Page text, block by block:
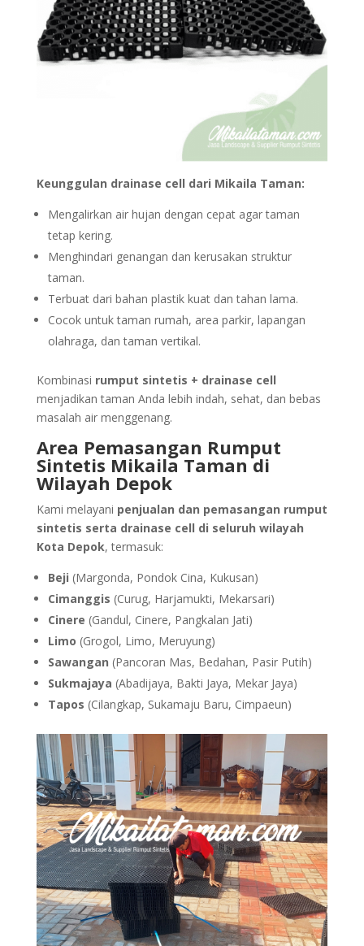
Keunggulan drainase cell dari Mikaila Taman:
Mengalirkan air hujan dengan cepat agar taman
tetap kering.
Menghindari genangan dan kerusakan struktur
taman.
Terbuat dari bahan plastik kuat dan tahan lama.
Cocok untuk taman rumah, area parkir, lapangan
olahraga, dan taman vertikal.
Kombinasi rumput sintetis + drainase cell
menjadikan taman Anda lebih indah, sehat, dan bebas
masalah air menggenang.
Area Pemasangan Rumput
Sintetis Mikaila Taman di
Wilayah Depok
Kami melayani penjualan dan pemasangan rumput
sintetis serta drainase cell di seluruh wilayah
Kota Depok, termasuk:
Beji (Margonda, Pondok Cina, Kukusan)
Cimanggis (Curug, Harjamukti, Mekarsari)
Cinere (Gandul, Cinere, Pangkalan Jati)
Limo (Grogol, Limo, Meruyung)
Sawangan (Pancoran Mas, Bedahan, Pasir Putih)
Sukmajaya (Abadijaya, Bakti Jaya, Mekar Jaya)
Tapos (Cilangkap, Sukamaju Baru, Cimpaeun)